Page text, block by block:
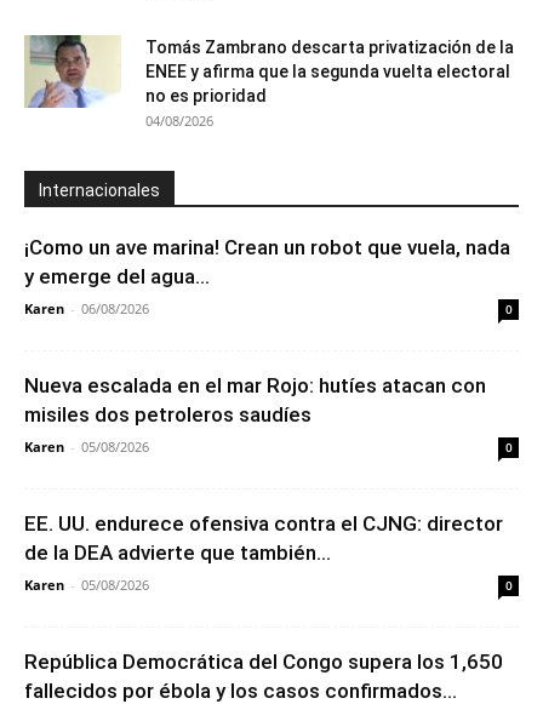
Tomás Zambrano descarta privatización de la
ENEE y afirma que la segunda vuelta electoral
no es prioridad
04/08/2026
Internacionales
¡Como un ave marina! Crean un robot que vuela, nada
y emerge del agua...
Karen - 06/08/2026 0
Nueva escalada en el mar Rojo: hutíes atacan con
misiles dos petroleros saudíes
Karen - 05/08/2026 0
EE. UU. endurece ofensiva contra el CJNG: director
de la DEA advierte que también...
Karen - 05/08/2026 0
República Democrática del Congo supera los 1,650
fallecidos por ébola y los casos confirmados...